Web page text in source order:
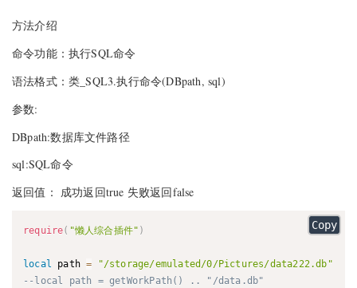
方法介绍
命令功能：执行SQL命令
语法格式：类_SQL3.执行命令(DBpath, sql)
参数:
DBpath:数据库文件路径
sql:SQL命令
返回值： 成功返回true 失败返回false
require( "懒人综合插件" )
local path =
"/storage/emulated/0/Pictures/data222.db"
--local path = getWorkPath() .. "/data.db"
Copy